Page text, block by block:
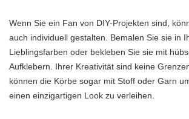
Wenn Sie ein Fan von DIY-Projekten sind,
auch individuell gestalten. Bemalen Sie sie in
Lieblingsfarben oder bekleben Sie sie mit
Aufklebern. Ihrer Kreativität sind keine
können die Körbe sogar mit Stoff oder Garn
einen einzigartigen Look zu verleihen.